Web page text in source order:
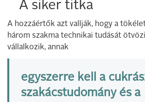
A siker titka
A hozzáértők azt vallják, hogy a
három szakma technikai tudását
vállalkozik, annak
egyszerre kell a
szakácstudomány és a